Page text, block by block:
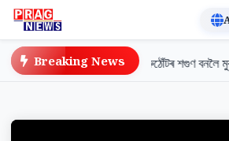
Breaking News
নতুন দিগন্ত: বিশ্বৰ প্ৰথম সৰুঠোঁটৰ শগুণ বনলৈ মুকলি